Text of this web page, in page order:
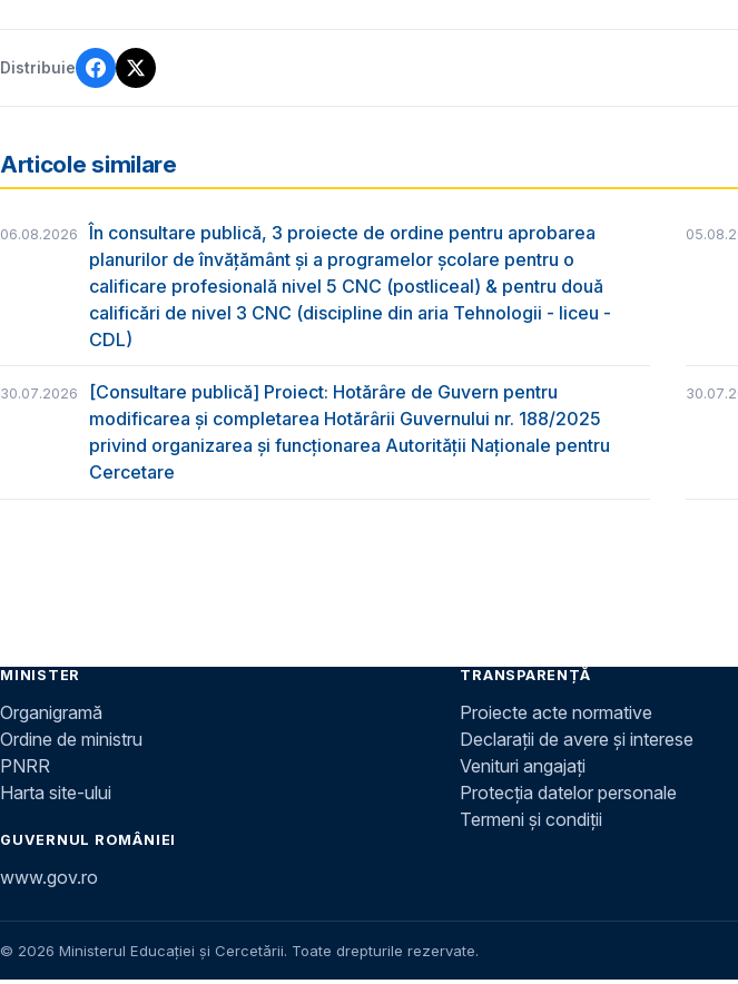
Distribuie
Articole similare
06.08.2026
În consultare publică, 3 proiecte de ordine pentru aprobarea
planurilor de învățământ și a programelor școlare pentru o
calificare profesională nivel 5 CNC (postliceal) & pentru două
calificări de nivel 3 CNC (discipline din aria Tehnologii - liceu -
CDL)
30.07.2026
[Consultare publică] Proiect: Hotărâre de Guvern pentru
modificarea și completarea Hotărârii Guvernului nr. 188/2025
privind organizarea şi funcţionarea Autorităţii Naţionale pentru
Cercetare
MINISTER
Organigramă
Ordine de ministru
PNRR
Harta site-ului
GUVERNUL ROMÂNIEI
www.gov.ro
TRANSPARENȚĂ
Proiecte acte normative
Declarații de avere și interese
Venituri angajați
Protecția datelor personale
Termeni și condiții
© 2026 Ministerul Educației și Cercetării. Toate drepturile rezervate.